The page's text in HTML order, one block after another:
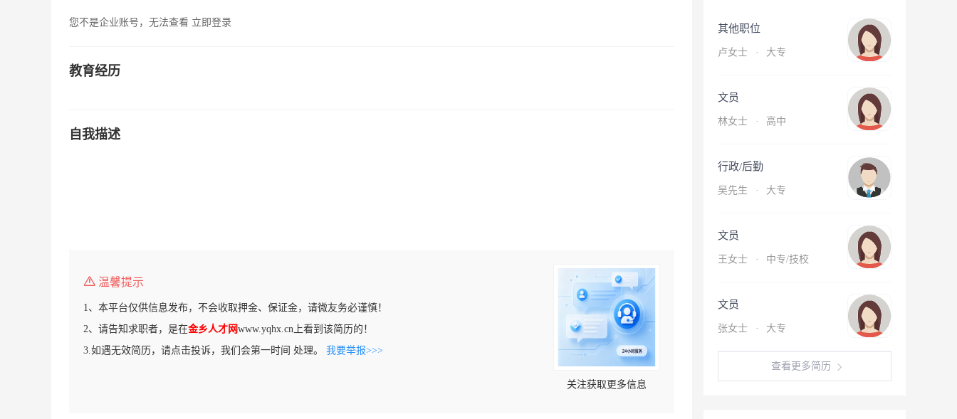
您不是企业账号，无法查看 立即登录
教育经历
自我描述
温馨提示
1、本平台仅供信息发布，不会收取押金、保证金，请微友务必谨慎！
2、请告知求职者，是在金乡人才网www.yqhx.cn上看到该简历的！
3.如遇无效简历，请点击投诉，我们会第一时间 处理。 我要举报>>>
关注获取更多信息
其他职位
卢女士 · 大专
文员
林女士 · 高中
行政/后勤
吴先生 · 大专
文员
王女士 · 中专/技校
文员
张女士 · 大专
查看更多简历